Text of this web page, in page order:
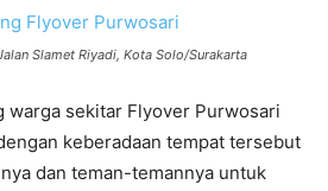
Slamet Riyadi, Kota Solo/Surakarta
warga sekitar Flyover Purwosari
keberadaan tempat tersebut
dan teman-temannya untuk